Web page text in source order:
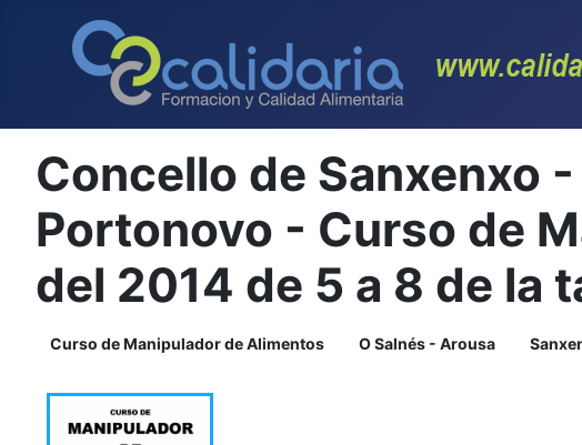
Concello de Sanxenxo
Portonovo - Curso de
del 2014 de 5 a 8 de la
Curso de Manipulador de Alimentos O Salnés - Arousa